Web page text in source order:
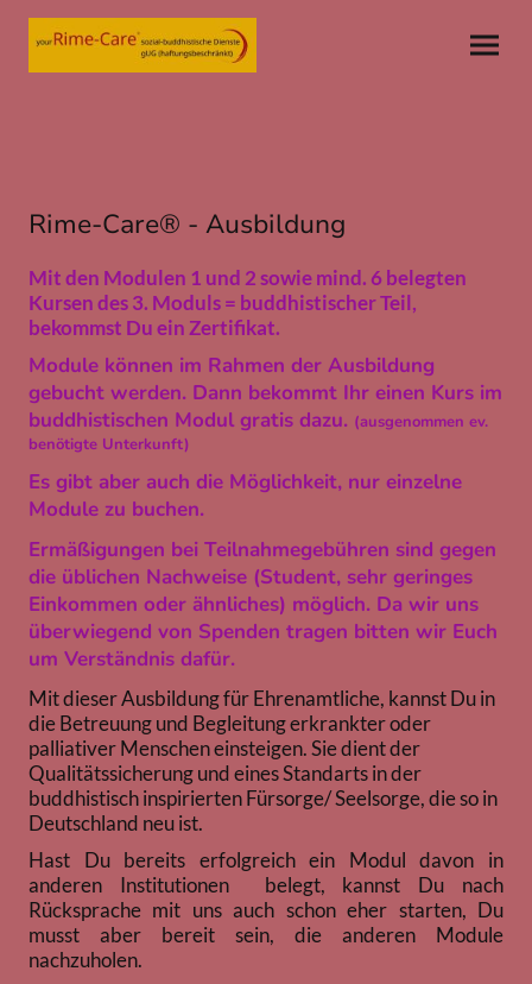
Rime-Care® - Ausbildung
Mitden Modulen 1 und 2 sowie mind. 6 belegten
Kursen des 3. Moduls = buddhistischer Teil,
bekommst Du ein Zertifikat.
Module können im Rahmen der Ausbildung
gebucht werden. Dann bekommt Ihr einen Kurs im
buddhistischen Modul gratis dazu. (ausgenommen ev.
benötigte Unterkunft)
Es gibt aber auch die Möglichkeit, nur einzelne
Module zu buchen.
Ermäßigungen bei Teilnahmegebühren sind gegen
die üblichen Nachweise (Student, sehr geringes
Einkommen oder ähnliches) möglich. Da wir uns
überwiegend von Spenden tragen bitten wir Euch
um Verständnis dafür.
Mit dieser Ausbildung für Ehrenamtliche, kannst Du in
die Betreuung und Begleitung erkrankter oder
palliativer Menschen einsteigen. Sie dient der
Qualitätssicherung und eines Standarts in der
buddhistisch inspirierten Fürsorge/ Seelsorge, die so in
Deutschland neu ist.
Hast Du bereits erfolgreich ein Modul davon in
anderen Institutionen belegt, kannst Du nach
Rücksprache mit uns auch schon eher starten, Du
musst aber bereit sein, die anderen Module
nachzuholen.